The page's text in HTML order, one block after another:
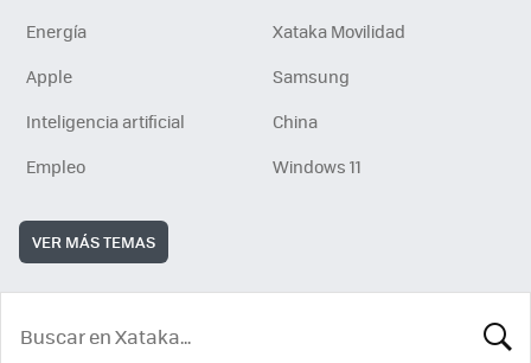
Energía
Xataka Movilidad
Apple
Samsung
Inteligencia artificial
China
Empleo
Windows 11
VER MÁS TEMAS